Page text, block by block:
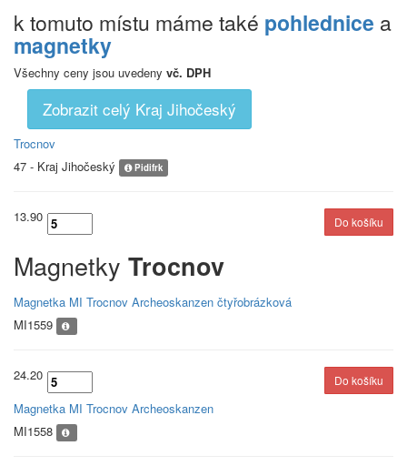
k tomuto místu máme také pohlednice a
magnetky
Všechny ceny jsou uvedeny vč. DPH
Zobrazit celý Kraj Jihočeský
Trocnov
47 - Kraj Jihočeský
Pidifrk
13.90
Magnetky Trocnov
Magnetka MI Trocnov Archeoskanzen čtyřobrázková
MI1559
24.20
Magnetka MI Trocnov Archeoskanzen
MI1558